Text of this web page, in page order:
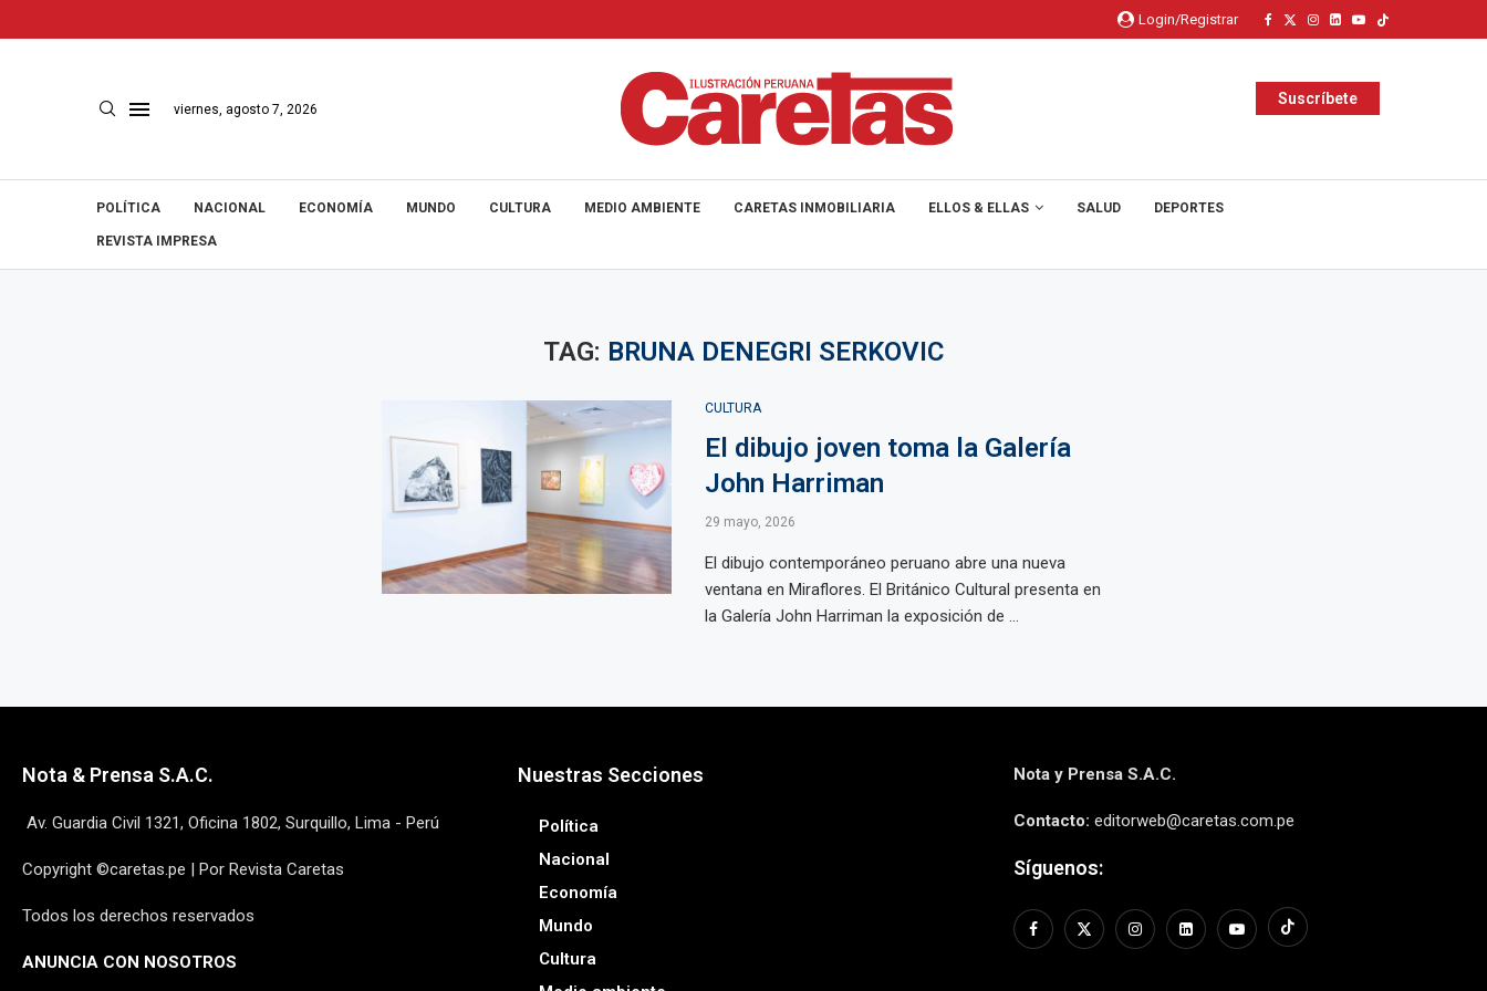
Login/Registrar
viernes, agosto 7, 2026
Suscríbete
POLÍTICA NACIONAL ECONOMÍA MUNDO CULTURA MEDIO AMBIENTE CARETAS INMOBILIARIA ELLOS & ELLAS SALUD DEPORTES
REVISTA IMPRESA
TAG: BRUNA DENEGRI SERKOVIC
CULTURA
El dibujo joven toma la Galería
John Harriman
29 mayo, 2026
El dibujo contemporáneo peruano abre una nueva
ventana en Miraflores. El Británico Cultural presenta en
la Galería John Harriman la exposición de ...
Nota & Prensa S.A.C.
Av. Guardia Civil 1321, Oficina 1802, Surquillo, Lima - Perú
Copyright ©caretas.pe | Por Revista Caretas
Todos los derechos reservados
ANUNCIA CON NOSOTROS
Nuestras Secciones
Política
Nacional
Economía
Mundo
Cultura
Nota y Prensa S.A.C.
Contacto: editorweb@caretas.com.pe
Síguenos: